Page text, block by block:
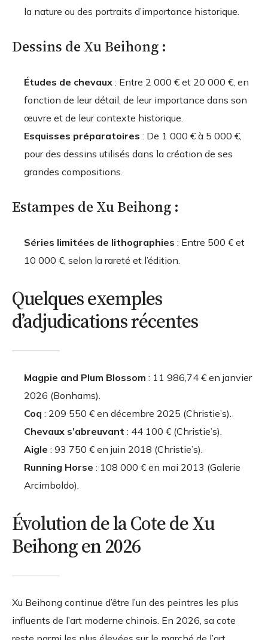
la nature ou des portraits d’importance historique.
Dessins de Xu Beihong :
Études de chevaux : Entre 2 000 € et 20 000 €, en
fonction de leur détail, de leur importance dans son
œuvre et de leur contexte historique.
Esquisses préparatoires : De 1 000 € à 5 000 €,
pour des dessins utilisés dans la création de ses
grandes compositions.
Estampes de Xu Beihong :
Séries limitées de lithographies : Entre 500 € et
10 000 €, selon la rareté et l’édition.
Quelques exemples
d’adjudications récentes
Magpie and Plum Blossom : 11 986,74 € en janvier
2026 (Bonhams).
Coq : 209 550 € en décembre 2025 (Christie’s).
Chevaux s’abreuvant : 44 100 € (Christie’s).
Aigle : 93 750 € en juin 2018 (Christie’s).
Running Horse : 108 000 € en mai 2013 (Galerie
Arcimboldo).
Évolution de la Cote de Xu
Beihong en 2026
Xu Beihong continue d’être l’un des peintres les plus
influents de l’art moderne chinois. En 2026, sa cote